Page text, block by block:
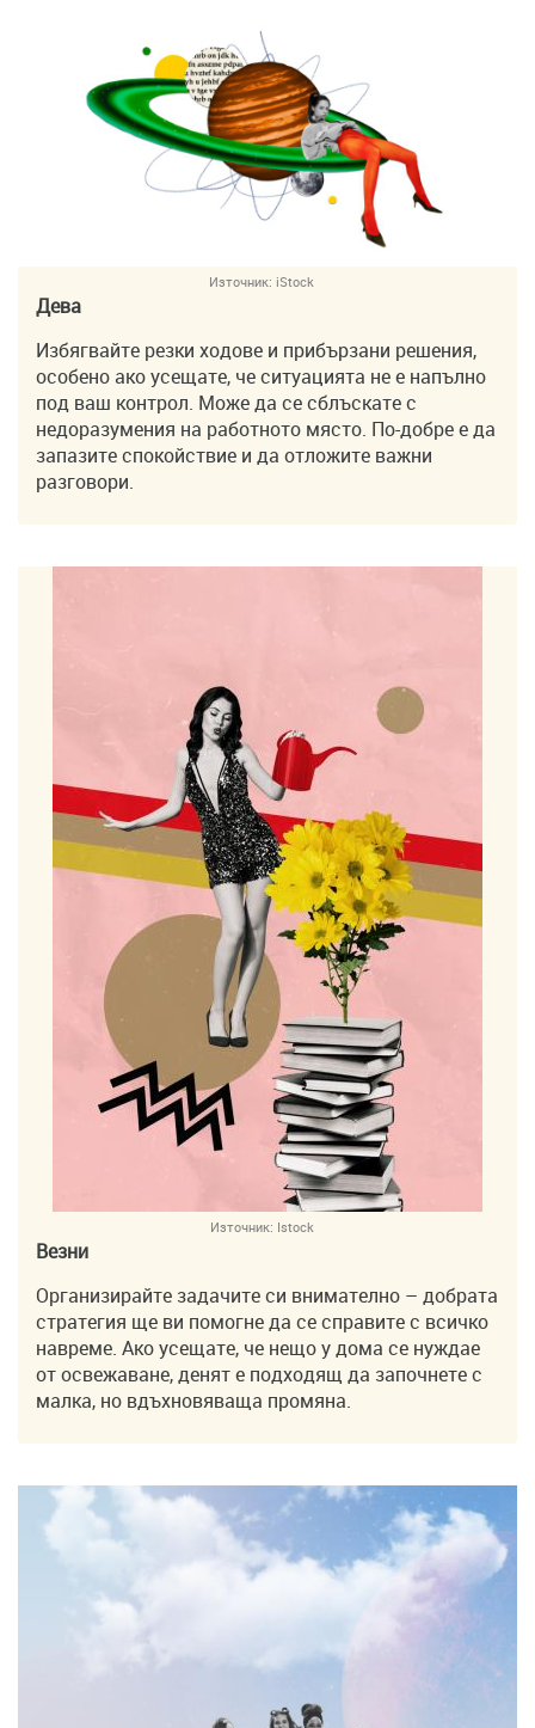
Източник: iStock
Дева
Избягвайте резки ходове и прибързани решения,
особено ако усещате, че ситуацията не е напълно
под ваш контрол. Може да се сблъскате с
недоразумения на работното място. По-добре е да
запазите спокойствие и да отложите важни
разговори.
Източник: Istock
Везни
Организирайте задачите си внимателно – добрата
стратегия ще ви помогне да се справите с всичко
навреме. Ако усещате, че нещо у дома се нуждае
от освежаване, денят е подходящ да започнете с
малка, но вдъхновяваща промяна.